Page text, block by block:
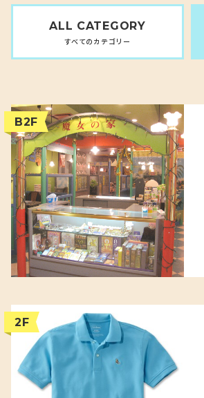
ALL CATEGORY
すべてのカテゴリー
B2F
2F